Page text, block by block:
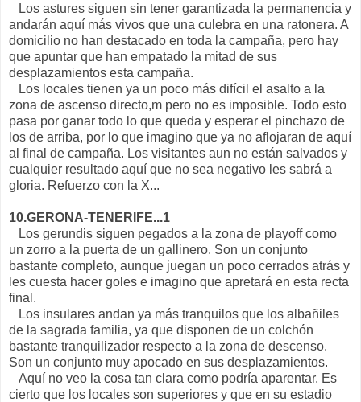
Los astures siguen sin tener garantizada la permanencia y
andarán aquí más vivos que una culebra en una ratonera. A
domicilio no han destacado en toda la campaña, pero hay
que apuntar que han empatado la mitad de sus
desplazamientos esta campaña.
Los locales tienen ya un poco más difícil el asalto a la
zona de ascenso directo,m pero no es imposible. Todo esto
pasa por ganar todo lo que queda y esperar el pinchazo de
los de arriba, por lo que imagino que ya no aflojaran de aquí
al final de campaña. Los visitantes aun no están salvados y
cualquier resultado aquí que no sea negativo les sabrá a
gloria. Refuerzo con la X...
10.GERONA-TENERIFE...1
Los gerundis siguen pegados a la zona de playoff como
un zorro a la puerta de un gallinero. Son un conjunto
bastante completo, aunque juegan un poco cerrados atrás y
les cuesta hacer goles e imagino que apretará en esta recta
final.
Los insulares andan ya más tranquilos que los albañiles
de la sagrada familia, ya que disponen de un colchón
bastante tranquilizador respecto a la zona de descenso.
Son un conjunto muy apocado en sus desplazamientos.
Aquí no veo la cosa tan clara como podría aparentar. Es
cierto que los locales son superiores y que en su estadio